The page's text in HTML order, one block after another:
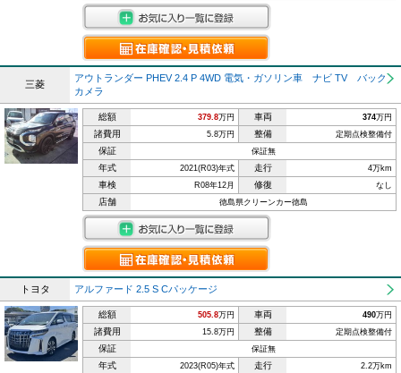
三菱
アウトランダー PHEV 2.4 P 4WD 電気・ガソリン車 ナビ TV バック
カメラ
総額 379.8万円 車両 374万円
諸費用 5.8万円 整備 定期点検整備付
保証 保証無
年式 2021(R03)年式 走行 4万km
車検 R08年12月 修復 なし
店舗 徳島県クリーンカー徳島
トヨタ アルファード 2.5 S Cパッケージ
総額 505.8万円 車両 490万円
諸費用 15.8万円 整備 定期点検整備付
保証 保証無
年式 2023(R05)年式 走行 2.2万km